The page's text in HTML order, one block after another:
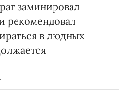
заминировал
рекомендовал
в людных